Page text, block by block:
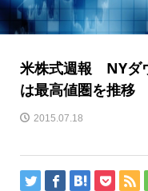
米株式週報 NYダ
は最高値圏を推移
2015.07.18